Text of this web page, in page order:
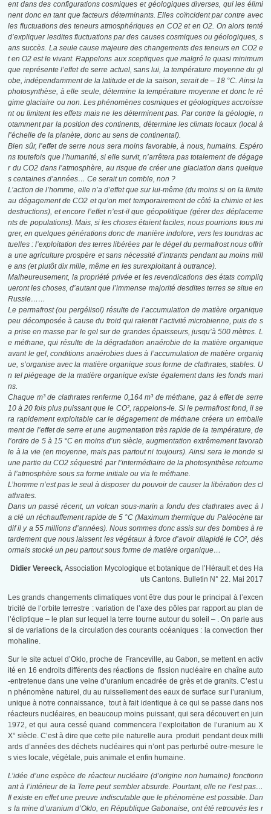
ent dans des configurations cosmiques et géologiques diverses, qui les élimi
nent donc en tant que facteurs déterminants. Elles coïncident par contre avec
les fluctuations des teneursatmosphériques en CO2 et en O2. On alors tenté
d’expliquer lesdites fluctuations pardes causes cosmiques ou géologiques, s
ans succès. La seule cause majeure des changements des teneurs en CO2 e
t en O2 est le vivant. Rappelons aux sceptiques que malgré le quasi minimum
que représente l’effet de serre actuel, sans lui, la température moyenne du gl
obe, indépendamment de la latitude et de la saison, serait de – 18 °C. Ainsi la
photosynthèse, à elle seule, détermine la température moyenne et donc le ré
gime glaciaire ou non. Les phénomènes cosmiques et géologiques accroisse
nt oulimitent les effets mais ne les déterminent pas. Par contre la géologie, n
otamment par la position des continents, détermine les climats locaux (local à
l’échelle de la planète,donc au sens de continental).
Bien sûr, l’effet de serre nous sera moins favorable, à nous, humains. Espéro
ns toutefois que l’humanité, si elle survit, n’arrêtera pas totalement de dégage
r du CO2 dans l’atmosphère, au risque de créer une glaciation dans quelque
s centaines d’années… Ce serait un comble, non ?
L’action de l’homme, elle n’a d’effet que sur lui-même (du moins si on la limite
au dégagement de CO2 et qu’on met temporairement de côté la chimie et les
destructions), et encore l’effet n’est-il que géopolitique (gérer des déplaceme
nts de populations). Mais, si les choses étaient faciles, nous pourrions tous mi
grer, en quelques générations donc de manière indolore, vers les toundras ac
tuelles : l’exploitation des terres libérées par le dégel du permafrost nous offrir
a une agriculture prospère et sans nécessité d’intrants pendant au moins mill
e ans (et plutôt dix mille, même en les surexploitant à outrance).
Malheureusement, la propriété privée et les revendications des états compliq
ueront leschoses, d’autant que l’immense majorité desdites terres se situe en
Russie……
Le permafrost (ou pergélisol) résulte de l’accumulation de matière organique
peu décomposée à cause du froid qui ralentit l’activité microbienne, puis de s
a prise enmasse par le gel sur de grandes épaisseurs, jusqu’à 500 mètres. L
e méthane, qui résulte de la dégradation anaérobie de la matière organique
avant le gel, conditions anaérobies dues à l’accumulation de matière organiq
ue, s’organise avec la matière organique sous forme de clathrates, stables. U
n tel piégeage de la matière organiqueexiste également dans les fonds mari
ns.
Chaque m³ de clathrates renferme 0,164 m³ de méthane, gaz à effet de serre
10 à 20fois plus puissant que le CO², rappelons-le. Si le permafrost fond, il se
ra rapidement exploitable car le dégagement de méthane créera un emballe
ment de l’effet de serreet une augmentation très rapide de la température, de
l’ordre de 5 à 15 °C en moinsd’un siècle, augmentation extrêmement favorab
le à la vie (en moyenne, mais pas partout ni toujours). Ainsi sera le monde si
une partie du CO2 séquestré par l’intermédiaire de la photosynthèse retourne
à l’atmosphère sous sa forme initiale ou via le méthane.
L’homme n’est pas le seul à disposer du pouvoir de causer la libération des cl
athrates.
Dans un passé récent, un volcan sous-marin a fondu des clathrates avec à l
aclé un réchauffement rapide de 5 °C (Maximum thermique du Paléocène tar
dif il y a 55 millions d’années). Nous sommes donc assis sur des bombes à re
tardement quenous laissent les végétaux à force d’avoir dilapidé le CO², dés
ormais stocké un peupartout sous forme de matière organique…
Didier Vereeck, Association Mycologique et botanique de l’Hérault et des Ha
uts Cantons. Bulletin N° 22. Mai 2017
Les grands changements climatiques vont être dus pour le principal à l’excen
tricité de l’orbite terrestre : variation de l’axe des pôles par rapport au plan de
l’écliptique – le plan sur lequel la terre tourne autour du soleil – . On parle aus
si de variations de la circulation des courants océaniques : la convection ther
mohaline.
Sur le site actuel d’Oklo, proche de Franceville, au Gabon, se mettent en activ
ité en 16 endroits différents des réactions de fission nucléaire en chaîne auto
-entretenue dans une veine d’uranium encadrée de grès et de granits. C’est u
n phénomène naturel, du au ruissellement des eaux de surface sur l’uranium,
unique à notre connaissance, tout à fait identique à ce qui se passe dans nos
réacteurs nucléaires, en beaucoup moins puissant, qui sera découvert en juin
1972, et qui aura cessé quand commencera l’exploitation de l’uranium au X
X° siècle. C’est à dire que cette pile naturelle aura produit pendant deux milli
ards d’années des déchets nucléaires qui n’ont pas perturbé outre-mesure le
s vies locale, végétale, puis animale et enfin humaine.
L’idée d’une espèce de réacteur nucléaire (d’origine non humaine) fonctionn
ant à l’intérieur de la Terre peut sembler absurde. Pourtant, elle ne l’est pas…
Il existe en effet une preuve indiscutable que le phénomène est possible. Dan
s la mine d’uranium d’Oklo, en République Gabonaise, ont été retrouvés les r